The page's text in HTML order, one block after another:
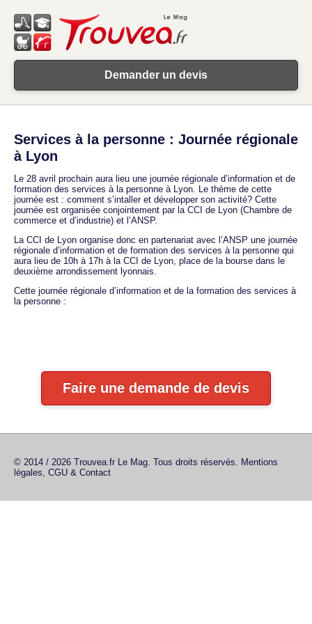
Demander un devis
Services à la personne : Journée régionale
à Lyon
Le 28 avril prochain aura lieu une journée régionale d’information et de
formation des services à la personne à Lyon. Le thème de cette
journée est : comment s’intaller et développer son activité? Cette
journée est organisée conjointement par la CCI de Lyon (Chambre de
commerce et d’industrie) et l’ANSP.
La CCI de Lyon organise donc en partenariat avec l’ANSP une journée
régionale d’information et de formation des services à la personne qui
aura lieu de 10h à 17h à la CCI de Lyon, place de la bourse dans le
deuxième arrondissement lyonnais.
Cette journée régionale d’information et de la formation des services à
la personne :
Faire une demande de devis
© 2014 / 2026 Trouvea.fr Le Mag. Tous droits réservés. Mentions
légales, CGU & Contact